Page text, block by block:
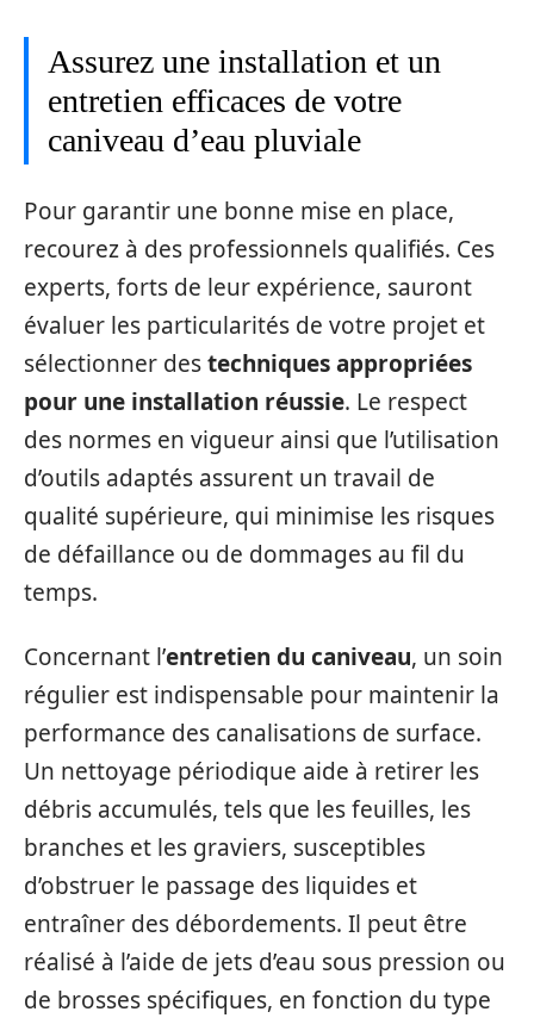
Assurez une installation et un
entretien efficaces de votre
caniveau d’eau pluviale
Pour garantir une bonne mise en place,
recourez à des professionnels qualifiés. Ces
experts, forts de leur expérience, sauront
évaluer les particularités de votre projet et
sélectionner destechniques appropriées
pour une installation réussie. Le respect
des normes en vigueur ainsi que l’utilisation
d’outils adaptés assurent un travail de
qualité supérieure, qui minimise les risques
de défaillance ou de dommages au fil du
temps.
Concernant l’entretien du caniveau, un soin
régulier est indispensable pour maintenir la
performance des canalisations de surface.
Un nettoyage périodique aide à retirer les
débris accumulés, tels que les feuilles, les
branches et les graviers, susceptibles
d’obstruer le passage des liquides et
entraîner des débordements. Il peut être
réalisé à l’aide de jets d’eau sous pression ou
de brosses spécifiques, en fonction du type